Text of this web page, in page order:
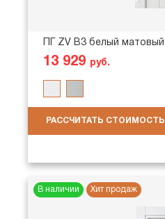
ПГ ZV В3 белый матовый
13 929 руб.
РАССЧИТАТЬ СТОИМОСТЬ
В наличии Хит продаж